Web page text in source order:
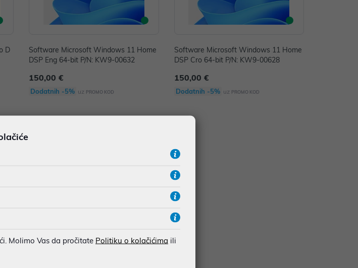
D
Software Microsoft Windows 11 Home
DSP Eng 64-bit P/N: KW9-00632
150,00 €
Dodatnih -5% uz PROMO KOD
Software Microsoft Windows 11 Home
DSP Cro 64-bit P/N: KW9-00628
150,00 €
Dodatnih -5% uz PROMO KOD
Molimo Vas da pročitate Politiku o kolačićima ili